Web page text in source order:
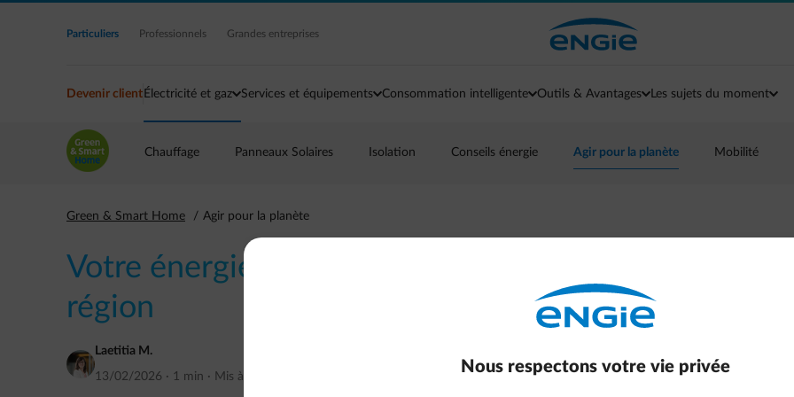
Accéder au contenu principal
Particuliers Professionnels Grandes entreprises
Devenir client Électricité et gaz Services et équipements Consommation intelligente Outils & Avantages Les sujets du moment
Chauffage Panneaux Solaires Isolation Conseils énergie Agir pour la planète Mobilité
Green & Smart Home Agir pour la planète
Votre énergie en 2026, mode d’emploi par
région
Laetitia M.
13/02/2026 · 1 min · Mis à jour
Nous respectons votre vie privée